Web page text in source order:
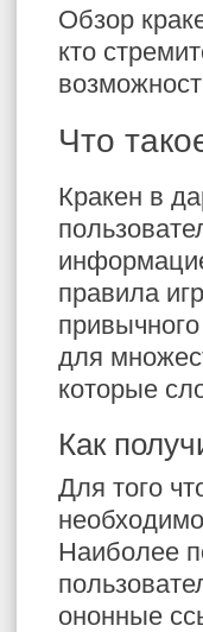
Обзор
кто
Что
Кракен в
правила
для
которые
Как
Для того
Наиболее
ононные